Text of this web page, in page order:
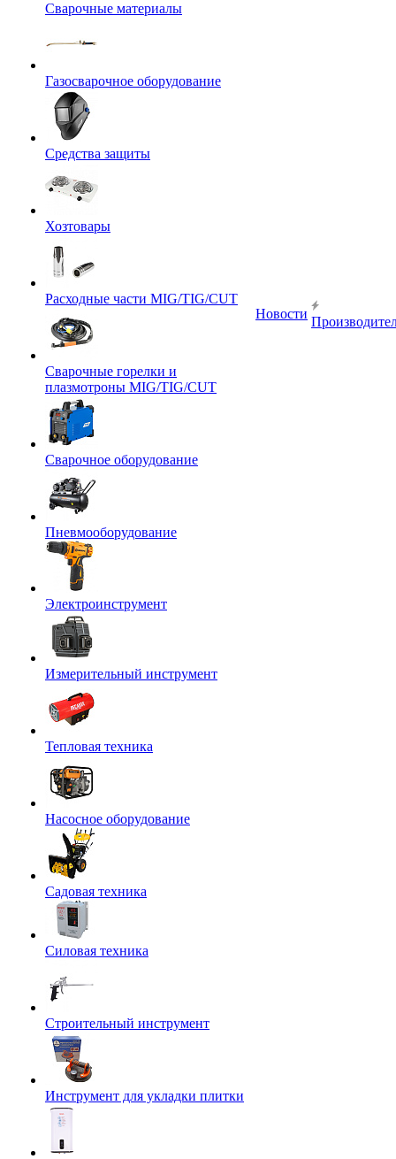
Сварочные материалы
Газосварочное оборудование
Средства защиты
Хозтовары
Расходные части MIG/TIG/CUT
Сварочные горелки и
плазмотроны MIG/TIG/CUT
Сварочное оборудование
Пневмооборудование
Электроинструмент
Измерительный инструмент
Тепловая техника
Насосное оборудование
Садовая техника
Силовая техника
Строительный инструмент
Инструмент для укладки плитки
Новости